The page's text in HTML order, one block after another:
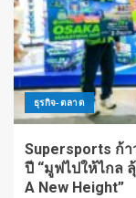
ธุรกิจ-ตลาด
Supersports ก้
ปี “มูฟไปให้ไกล
A New Height”